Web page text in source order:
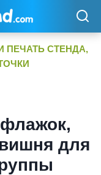
ПЕЧАТЬ СТЕНДА,
для